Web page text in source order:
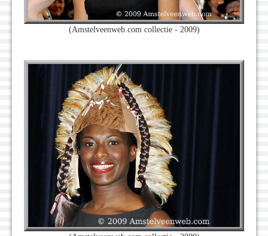
(Amstelveenweb.com collectie - 2009)